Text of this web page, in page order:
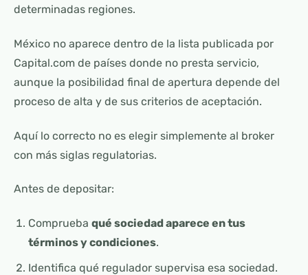
determinadas regiones.
México no aparece dentro de la lista publicada por
Capital.com de países donde no presta servicio,
aunque la posibilidad final de apertura depende del
proceso de alta y de sus criterios de aceptación.
Aquí lo correcto no es elegir simplemente al broker
con más siglas regulatorias.
Antes de depositar:
Comprueba qué sociedad aparece en tus
términos y condiciones.
Identifica qué regulador supervisa esa sociedad.